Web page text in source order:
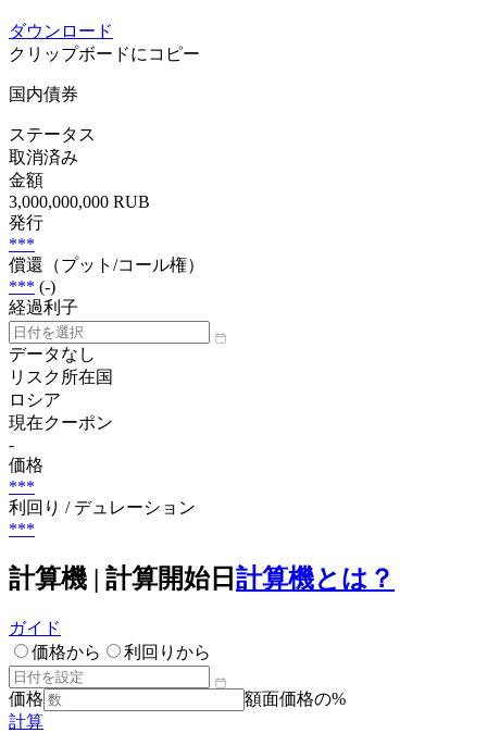
ダウンロード
クリップボードにコピー
国内債券
ステータス
取消済み
金額
3,000,000,000 RUB
発行
***
償還（プット/コール権）
*** (-)
経過利子
データなし
リスク所在国
ロシア
現在クーポン
-
価格
***
利回り / デュレーション
***
計算機 | 計算開始日 計算機とは？
ガイド
価格から
利回りから
価格
額面価格の%
計算